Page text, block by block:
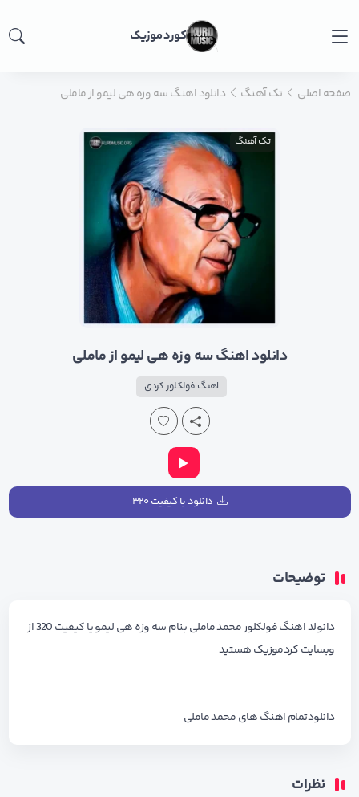
کورد موزیک
صفحه اصلی تک آهنگ دانلود اهنگ سه وزه هی لیمو از ماملی
تک آهنگ
دانلود اهنگ سه وزه هی لیمو از ماملی
اهنگ فولکلور کردی
دانلود با کیفیت ۳۲۰
توضیحات
دانولد اهنگ فولکلور محمد ماملی بنام سه وزه هی لیمو یا کیفیت 320 از
وبسایت کردموزیک هستید
دانلودتمام اهنگ هایمحمد ماملی
نظرات